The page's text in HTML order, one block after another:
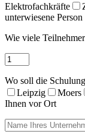
Elektrofachkräfte
unterwiesene Person
Wie viele
Wo soll die
Leipzig
Moers
Ihnen vor Ort